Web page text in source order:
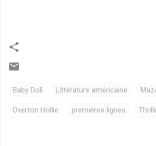
Baby Doll Littérature américaine
Overton Hollie premières lignes